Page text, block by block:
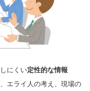
にくい定性的な情報
エライ人の考え、現場の